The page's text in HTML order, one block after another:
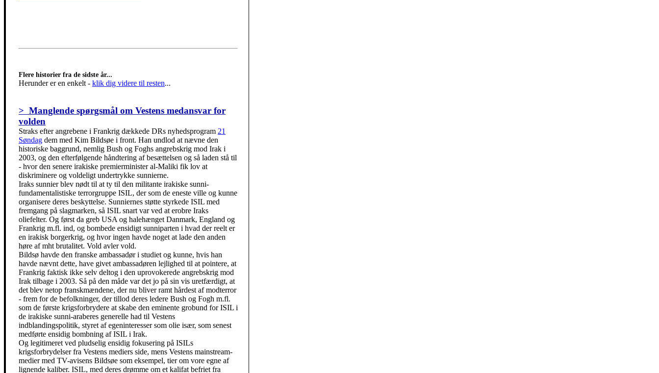
Flere historier fra de sidste år...
Herunder er en enkelt - klik dig videre til resten...
> Manglende spørgsmål om Vestens medansvar for
volden
Straks efter angrebene i Frankrig dækkede DRs nyhedsprogram 21
Søndag dem med Kim Bildsøe i front. Han undlod at nævne den
historiske baggrund, nemlig Bush og Foghs angrebskrig mod Irak i
2003, og den efterfølgende håndtering af besættelsen og så laden stå til
- hvor den senere irakiske premierminister al-Maliki fik lov at
diskriminere og voldeligt undertrykke sunnierne.
Iraks sunnier blev nødt til at ty til den militante irakiske sunni-
fundamentalistiske terrorgruppe ISIL, der som de eneste ville og kunne
organisere deres beskyttelse. Sunniernes støtte styrkede ISIL med
fremgang på slagmarken, så ISIL snart var ved at erobre Iraks
oliefelter. Og først da greb USA og halehænget Danmark, England og
Frankrig m.fl. ind, og bombede ensidigt sunniparten i hvad der reelt er
en irakisk borgerkrig, og hvor ingen havde noget at lade den anden
høre af mht brutalitet. Vold avler vold.
Bildsø havde den franske ambassadør i studiet og kunne, hvis han
havde nævnt dette, have givet ambassadøren lejlighed til at pointere, at
Frankrig faktisk ikke selv deltog i den uprovokerede angrebskrig mod
Irak tilbage i 2003. Så på den måde var det jo på sin vis uretfærdigt, at
det blev netop franskmændene, der nu bliver ramt hårdest af modterror
- frem for de befolkninger, der tillod deres ledere Bush og Fogh m.fl.
som de første krigsforbrydere at skabe den eminente grobund for ISIL i
de irakiske sunni-araberes generelle had til Vestens
indblandingspolitik, styret af egeninteresser som olie især, som senest
medførte ensidig bombning af ISIL i Irak.
Og legitimeret ved pludselig ensidig fokusering på ISILs
krigsforbrydelser fra Vestens mediers side, mens Vestens mainstream-
medier med TV-avisens Bildsøe som eksempel, tier om vore egne af
lignende kaliber. ISIL, med deres drømme om et kalifat befriet fra